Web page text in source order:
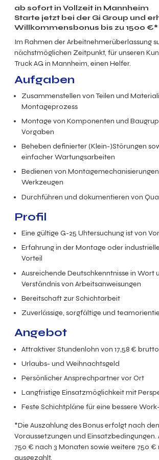
ab sofort in Vollzeit in Mannheim
Starte jetzt bei der Gi Group und
Willkommensbonus bis zu 1500 €*
Im Rahmen der Arbeitnehmerüberlassung
nächstmöglichen Zeitpunkt, für unseren
Truck AG in Mannheim, einen Helfer.
Aufgaben
Zusammenstellen von Teilen und
Montageprozess
Montage von Komponenten und
Vorgaben
Beheben definierter (Klein-)Störungen
einfacher Wartungsarbeiten
Bedienen von
Werkzeugen
Durchführen und dokumentieren von
Profil
Eine gültige G-25 Uhtersuchung ist von
Erfahrung in der Montage oder
Vorteil
Ausreichende Deutschkenntnisse in Wort
Verständnis von Arbeitsanweisungen
Bereitschaft zur Schichtarbeit
Zuverlässige, sorgfältige und
Angebot
Attraktiver Stundenlohn von 17,58 € brutto
Urlaubs- und Weihnachtsgeld
Persönlicher Ansprechpartner vor Ort
Langfristige Einsatzmöglichkeit mit
Feste Schichtpläne für eine bessere
*Die Auszahlung des Bonus erfolgt nach
Voraussetzungen und Einsatzbedingungen.
750 € nach 3 Monaten sowie weitere 750 €
ausgezahlt.